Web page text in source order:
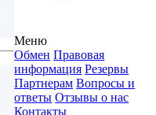
Меню
Обмен Правовая
информация Резервы
Партнерам Вопросы и
ответы Отзывы о нас
Контакты